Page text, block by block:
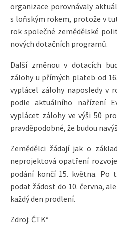
organizace porovnávaly
s loňským rokem, protože v
rok společné zemědělské
nových dotačních programů.
Další změnou v dotacích
zálohy u přímých plateb od
vyplácel zálohy naposledy v
podle aktuálního nařízení
vyplácet zálohy ve výši 50
pravděpodobné, že budou
Zemědělci žádají jak o
neprojektová opatření
podání končí 15. května. Po
podat žádost do 10. června,
každý den prodlení.
Zdroj: ČTK*